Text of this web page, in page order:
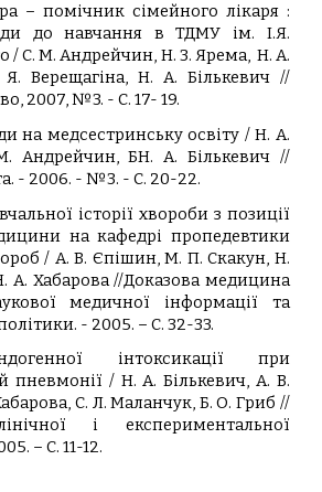
– помічник сімейного лікаря :
до навчання в ТДМУ ім. І.Я.
/С. М. Андрейчин, Н. З. Ярема, Н. А.
Верещагіна, Н. А. Бількевич //
2007, №3. - С. 17- 19.
на медсестринську освіту /Н. А.
Андрейчин, БН. А. Бількевич//
. - 2006. -№3. -С. 20-22.
історії хвороби з позиції
на кафедрі пропедевтики
/ А. В. Єпішин, М. П.Скакун, Н.
А. Хабарова//Доказова медицина
медичної інформації та
. - 2005. – С. 32-33.
інтоксикації при
пневмонії / Н. А. Бількевич, А. В.
, С. Л.Маланчук, Б. О. Гриб //
і експериментальної
– С. 11-12.